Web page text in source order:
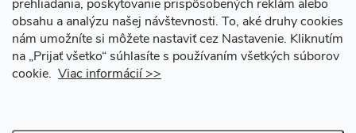
prehliadania, poskytovanie prispôsobených reklám alebo
obsahu a analýzu našej návštevnosti. To, aké druhy cookies
nám umožníte si môžete nastaviť cez Nastavenie. Kliknutím
na „Prijať všetko“ súhlasíte s používaním všetkých súborov
cookie. Viac informácií >>
Kontaktní formulář